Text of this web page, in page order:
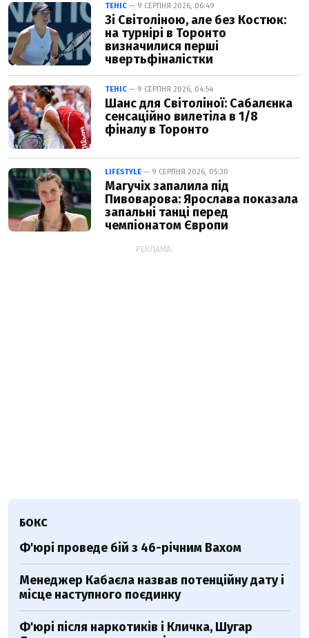
ТЕНІС — 9 СЕРПНЯ 2026, 06:49
Зі Світоліною, але без Костюк:
на турнірі в Торонто
визначилися перші
чвертьфіналістки
ТЕНІС — 9 СЕРПНЯ 2026, 04:54
Шанс для Світоліної: Сабалєнка
сенсаційно вилетіла в 1/8
фіналу в Торонто
LIFESTYLE — 9 СЕРПНЯ 2026, 05:30
Магучіх запалила під
Пивоварова: Ярослава показала
запальні танці перед
чемпіонатом Європи
РЕКЛАМА:
БОКС
Ф'юрі проведе бій з 46-річним Вахом
Менеджер Кабаєла назвав потенційну дату і
місце наступного поєдинку
Ф'юрі після наркотиків і Кличка, Шугар